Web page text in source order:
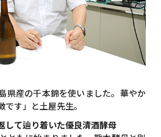
県産の千本錦を使いました。華やか
す」と土屋先生。
して辿り着いた優良清酒酵母